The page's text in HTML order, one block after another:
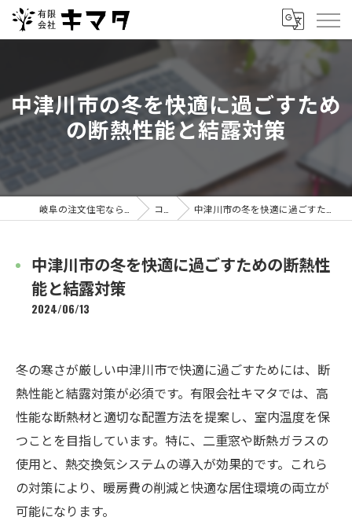
中津川市の冬を快適に過ごすため
の断熱性能と結露対策
コラム 中津川市の冬を快適に過ごすための断熱性能と結露対策
中津川市の冬を快適に過ごすための断熱性
能と結露対策
2024/06/13
冬の寒さが厳しい中津川市で快適に過ごすためには、断
熱性能と結露対策が必須です。有限会社キマタでは、高
性能な断熱材と適切な配置方法を提案し、室内温度を保
つことを目指しています。特に、二重窓や断熱ガラスの
使用と、熱交換気システムの導入が効果的です。これら
の対策により、暖房費の削減と快適な居住環境の両立が
可能になります。